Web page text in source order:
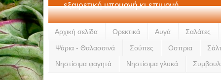
εξαιρετική υπομονή κι επιμονή.
Αρχική σελίδα Ορεκτικά Αυγά Σαλάτες
Ψάρια - Θαλασσινά Σούπες Οσπρια
Νηστίσιμα φαγητά Νηστίσιμα γλυκά